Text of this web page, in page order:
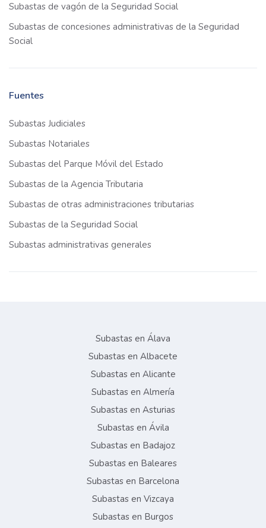
Subastas de vagón de la Seguridad Social
Subastas de concesiones administrativas de la Seguridad
Social
Fuentes
Subastas Judiciales
Subastas Notariales
Subastas del Parque Móvil del Estado
Subastas de la Agencia Tributaria
Subastas de otras administraciones tributarias
Subastas de la Seguridad Social
Subastas administrativas generales
Subastas en Álava
Subastas en Albacete
Subastas en Alicante
Subastas en Almería
Subastas en Asturias
Subastas en Ávila
Subastas en Badajoz
Subastas en Baleares
Subastas en Barcelona
Subastas en Vizcaya
Subastas en Burgos